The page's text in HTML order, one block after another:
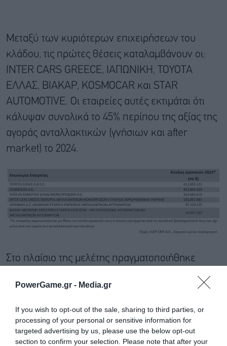
PowerGame.gr - Media.gr
If you wish to opt-out of the sale, sharing to third parties, or
processing of your personal or sensitive information for
targeted advertising by us, please use the below opt-out
section to confirm your selection. Please note that after your
Μεταξύ των κυριότερων επιχειρήσεων του
κλάδου, τις πρώτες θέσεις καταλαμβάνουν οι:
INTER CARS GREECE, ΙΑΠΩΝΙΚΗ, TOYOTA
ΕΛΛΑΣ, ΒΙΑΚΑΡ, KOSMOCAR και STAR
AUTOMOTIVE. Οι εταιρείες αυτές εκτιμάται ότι
κάλυψαν συνολικά το 45% περίπου της αξίας της
αγοράς ανταλλακτικών (γνήσιων και after
market) το 2024.
Στο πλαίσιο της μελέτης πραγματοποιήθηκε
χρηματοοικονομική ανάλυση των κυριότερων
εταιρειών εισαγωγής after market
ανταλλακτικών αυτοκινήτων για την πενταετία
2020-2024, βάσει επιλεγμένων αριθμοδεικτών.
Επίσης, συντάχθηκε ομαδοποιημένος